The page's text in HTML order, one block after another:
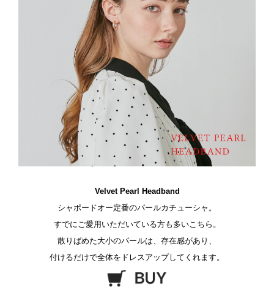
Velvet Pearl Headband
シャポードオー定番のパールカチューシャ。
すでにご愛用いただいている方も多いこちら。
散りばめた大小のパールは、存在感があり、
付けるだけで全体をドレスアップしてくれます。